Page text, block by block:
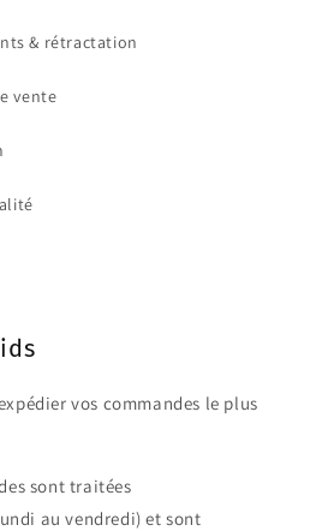
& rétractation
vente
vos commandes le plus
sont traitées
au vendredi) et sont